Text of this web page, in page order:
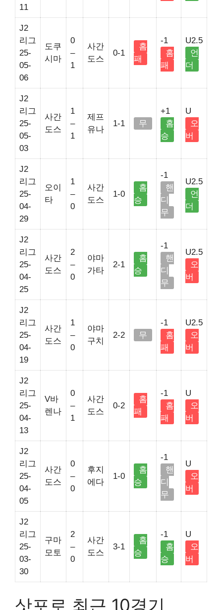
11
J2
리그
25-
05-
06
도쿠
시마
0
–
1
사간
도스
0-1
홈
패
-1
홈
패
U2.5
언
더
J2
리그
25-
05-
03
사간
도스
1
–
1
제프
유나
1-1 무
+1
홈
승
U
오
버
J2
리그
25-
04-
29
오이
타
1
–
0
사간
도스
1-0
홈
승
-1
핸
디
무
U2.5
언
더
J2
리그
25-
04-
25
사간
도스
2
–
0
야마
가타
2-1
홈
승
-1
핸
디
무
U2.5
오
버
J2
리그
25-
04-
19
사간
도스
1
–
0
야마
구치
2-2 무
-1
홈
패
U2.5
오
버
J2
리그
25-
04-
13
V바
렌나
0
–
1
사간
도스
0-2
홈
패
-1
홈
패
U
오
버
J2
리그
25-
04-
05
사간
도스
0
–
0
후지
에다
1-0
홈
승
-1
핸
디
무
U
오
버
J2
리그
25-
03-
30
구마
모토
2
–
0
사간
도스
3-1
홈
승
-1
홈
승
U
오
버
삿포로 최근 10경기